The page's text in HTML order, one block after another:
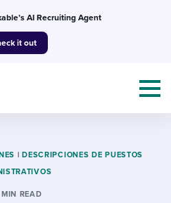
AI Recruiting Agent
it out
| DESCRIPCIONES DE PUESTOS
READ